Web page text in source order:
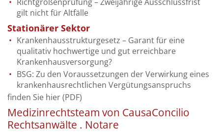
gilt nicht für Altfälle
Stationärer Sektor
Krankenhausstrukturgesetz – Garant für eine
qualitativ hochwertige und gut erreichbare
Krankenhausversorgung?
BSG: Zu den Voraussetzungen der Verwirkung eines
krankenhausrechtlichen Vergütungsanspruchs
finden Sie hier (PDF)
Medizinrechtsteam von CausaConcilio
Rechtsanwälte . Notare